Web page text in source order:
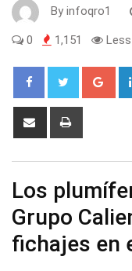
By infoqro1
0 1,151
Share
Los
Grupo
fichajes en